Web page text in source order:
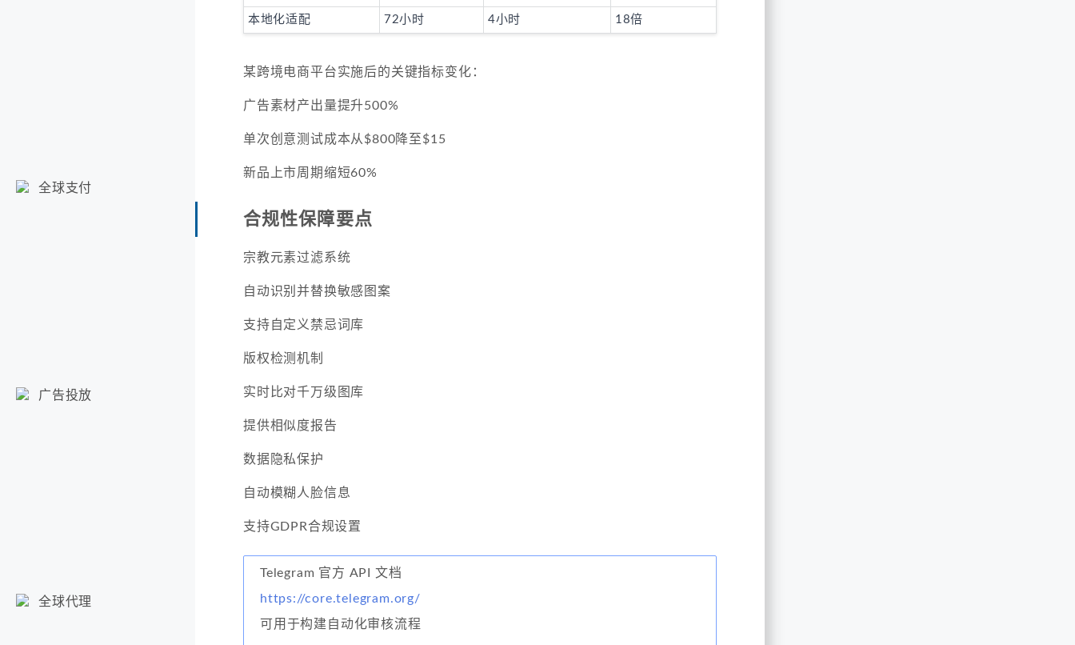
全球支付
广告投放
全球代理
本地化适配 72小时 4小时 18倍
某跨境电商平台实施后的关键指标变化：
广告素材产出量提升500%
单次创意测试成本从$800降至$15
新品上市周期缩短60%
合规性保障要点
宗教元素过滤系统
自动识别并替换敏感图案
支持自定义禁忌词库
版权检测机制
实时比对千万级图库
提供相似度报告
数据隐私保护
自动模糊人脸信息
支持GDPR合规设置
Telegram 官方 API 文档
https://core.telegram.org/
可用于构建自动化审核流程